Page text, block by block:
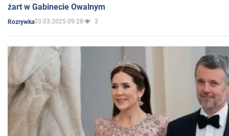
żart w Gabinecie Owalnym
Rozrywka03.03.2025 09:28 3